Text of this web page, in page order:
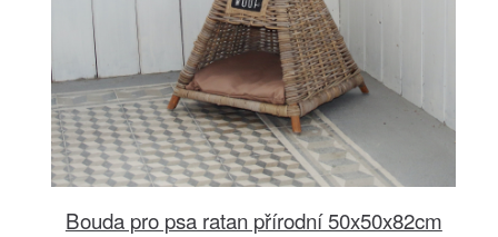
Bouda pro psa ratan přírodní 50x50x82cm